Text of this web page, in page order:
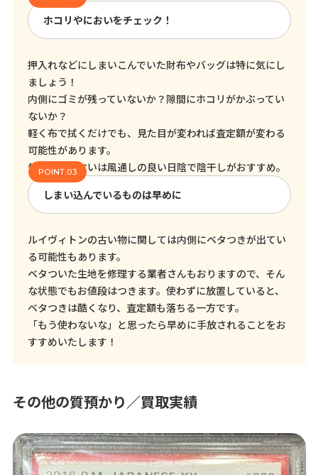
ホコリやにおいをチェック！
押入れなどにしまいこんでいた財布やバッグは特に気にし
ましょう！
内側にゴミが残っていないか？隙間にホコリがかぶってい
ないか？
軽く布で拭くだけでも、見た目が変われば査定額が変わる
可能性があります。
気になるにおいは風通しの良い日陰で陰干しがおすすめ。
しまい込んでいるものは早めに
ルイヴィトンの古い物に関しては内側にベタつきが出てい
る可能性もあります。
ベタついた生地を修理する業者さんもおりますので、そん
な状態でもお値段はつきます。使わずに放置していると、
ベタつきは酷くなり、査定額も落ちる一方です。
「もう使わないな」と思ったら早めに手放されることをお
すすめいたします！
その他の質預かり／買取実績